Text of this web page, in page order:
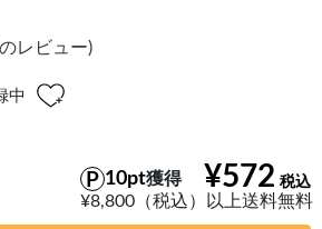
レビュー)
中
¥572
10pt獲得
¥8,800（税込）以上送料無料